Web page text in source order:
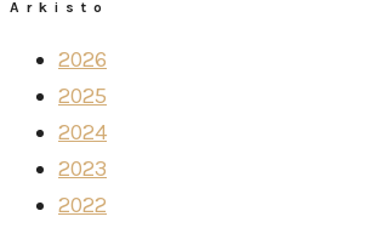
Arkisto
2026
2025
2024
2023
2022